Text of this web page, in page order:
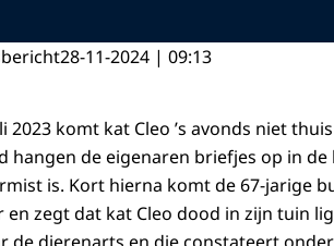
28-11-2024 | 09:13
2023 komt kat Cleo ’s avonds niet
hangen de eigenaren briefjes op in
is. Kort hierna komt de 67-jarige
en zegt dat kat Cleo dood in zijn tuin